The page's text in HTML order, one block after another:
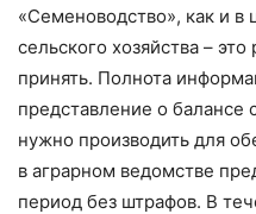
«Семеноводство», как и
сельского хозяйства –
принять. Полнота
представление о балансе
нужно производить для
в аграрном ведомстве
период без штрафов. В